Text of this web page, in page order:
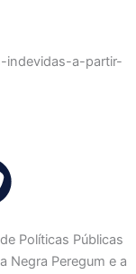
Políticas Públicas
Negra Peregum e a